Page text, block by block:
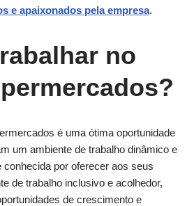
e apaixonados pela empresa.
no
é uma ótima oportunidade
um ambiente de trabalho dinâmico e
conhecida por oferecer aos seus
de trabalho inclusivo e acolhedor,
de crescimento e